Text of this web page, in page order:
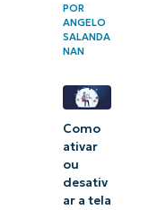
POR
ANGELO
SALANDA
NAN
Como
ativar
ou
desativ
ar a tela